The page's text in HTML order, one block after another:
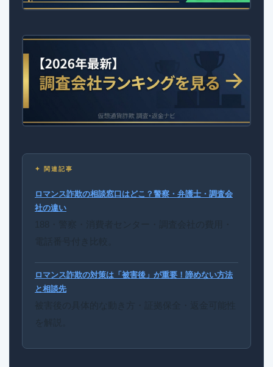
✦ 関連記事
ロマンス詐欺の相談窓口はどこ？警察・弁護士・調査会
社の違い
ロマンス詐欺の対策は「被害後」が重要！諦めない方法
と相談先